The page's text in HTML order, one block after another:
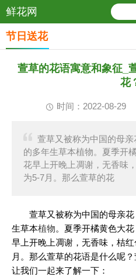
鲜花网
节日送花
萱草的花语寓意和象征_
花
时间：2022-08-29
萱草又被称为中国的母
的多年生草本植物。夏季开
花早上开晚上凋谢，无香味
为5-7月。那么萱草的花
萱草又被称为中国的母亲花
生草本植物。夏季开橘黄色大花
早上开晚上凋谢，无香味，桔
月。那么萱草的花语是什么呢
让我们一起来了解一下：